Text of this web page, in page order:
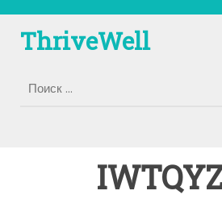
содержимому
ThriveWell